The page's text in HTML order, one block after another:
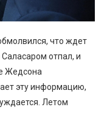
что ждет
отпал, и
Жедсона
эту информацию,
Летом